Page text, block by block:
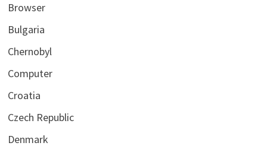
Browser
Bulgaria
Chernobyl
Computer
Croatia
Czech Republic
Denmark